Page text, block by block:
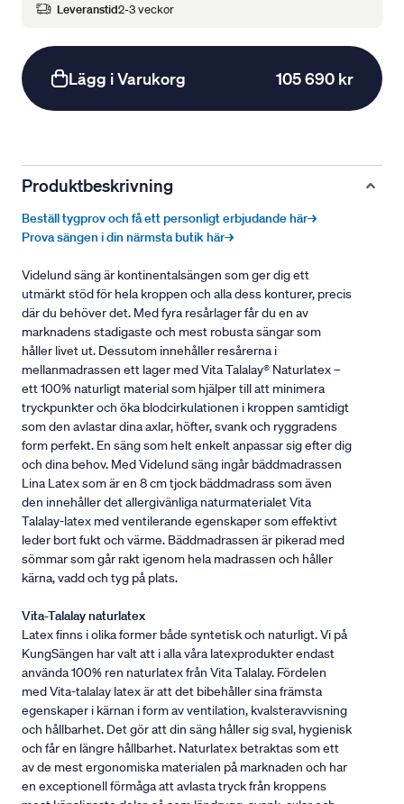
Leveranstid2-3 veckor
Lägg i Varukorg 105 690 kr
Produktbeskrivning
Beställ tygprov och få ett personligt erbjudande här→
Prova sängen i din närmsta butik här→
Videlund säng är kontinentalsängen som ger dig ett
utmärkt stöd för hela kroppen och alla dess konturer, precis
där du behöver det. Med fyra resårlager får du en av
marknadens stadigaste och mest robusta sängar som
håller livet ut. Dessutom innehåller resårerna i
mellanmadrassen ett lager med Vita Talalay® Naturlatex –
ett 100% naturligt material som hjälper till att minimera
tryckpunkter och öka blodcirkulationen i kroppen samtidigt
som den avlastar dina axlar, höfter, svank och ryggradens
form perfekt. En säng som helt enkelt anpassar sig efter dig
och dina behov. Med Videlund säng ingår bäddmadrassen
Lina Latex som är en 8 cm tjock bäddmadrass som även
den innehåller det allergivänliga naturmaterialet Vita
Talalay-latex med ventilerande egenskaper som effektivt
leder bort fukt och värme. Bäddmadrassen är pikerad med
sömmar som går rakt igenom hela madrassen och håller
kärna, vadd och tyg på plats.
Vita-Talalay naturlatex
Latex finns i olika former både syntetisk och naturligt. Vi på
KungSängen har valt att i alla våra latexprodukter endast
använda 100% ren naturlatex från Vita Talalay. Fördelen
med Vita-talalay latex är att det bibehåller sina främsta
egenskaper i kärnan i form av ventilation, kvalsteravvisning
och hållbarhet. Det gör att din säng håller sig sval, hygienisk
och får en längre hållbarhet. Naturlatex betraktas som ett
av de mest ergonomiska materialen på marknaden och har
en exceptionell förmåga att avlasta tryck från kroppens